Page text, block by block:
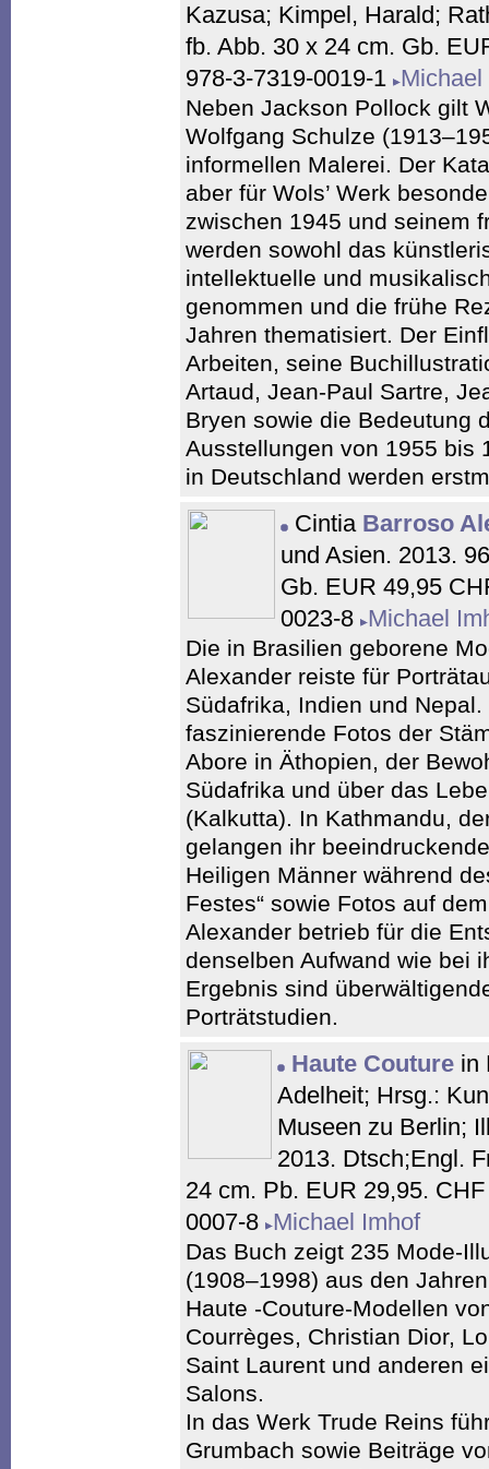
Kazusa; Kimpel, Harald;
fb. Abb. 30 x 24 cm. Gb.
978-3-7319-0019-1 Michael
Neben Jackson Pollock gilt
Wolfgang Schulze
informellen Malerei. Der
aber für Wols’ Werk
zwischen 1945 und seinem
werden sowohl das
intellektuelle und
genommen und die frühe
Jahren thematisiert. Der
Arbeiten, seine
Artaud, Jean-Paul Sartre,
Bryen sowie die Bedeutung
Ausstellungen von 1955 bis
in Deutschland werden
Cintia Barroso
und Asien. 2013.
Gb. EUR 49,95
0023-8 Michael
Die in Brasilien geborene
Alexander reiste für
Südafrika, Indien und
faszinierende Fotos der
Abore in Äthopien, der
Südafrika und über das
(Kalkutta). In Kathmandu,
gelangen ihr
Heiligen Männer während
Festes“ sowie Fotos auf
Alexander betrieb für die
denselben Aufwand wie bei
Ergebnis sind
Porträtstudien.
Haute Couture in
Adelheit; Hrsg.:
Museen zu Berlin;
2013. Dtsch;Engl.
24 cm. Pb. EUR 29,95.
0007-8 Michael Imhof
Das Buch zeigt 235 Mode-
(1908–1998) aus den
Haute -Couture-Modellen
Courrèges, Christian Dior,
Saint Laurent und anderen
Salons.
In das Werk Trude Reins
Grumbach sowie Beiträge